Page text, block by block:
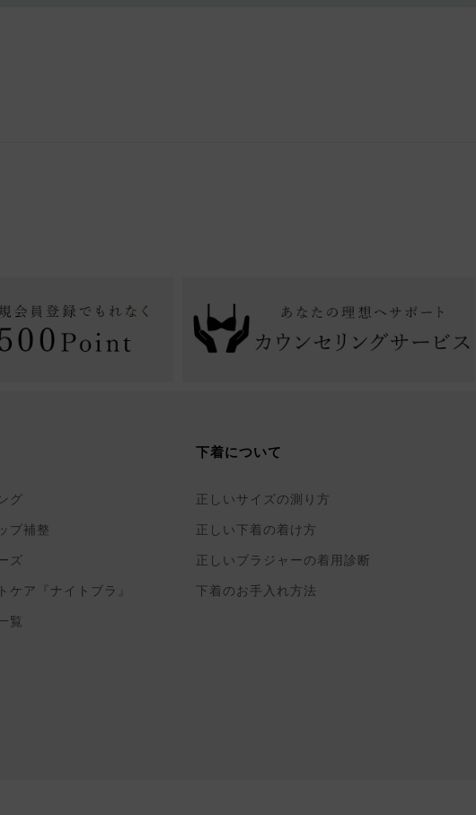
グ
プ補整
ズ
ケア『ナイトブラ』
覧
下着について
正しいサイズの測り方
正しい下着の着け方
正しいブラジャーの着用診断
下着のお手入れ方法